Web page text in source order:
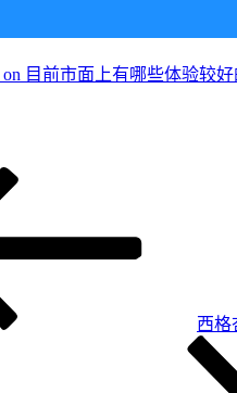
on 目前市面上有哪些体验较好
西格